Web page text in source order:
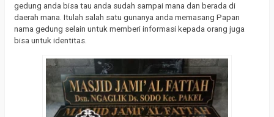
gedung anda bisa tau anda sudah sampai mana dan berada di
daerah mana. Itulah salah satu gunanya anda memasang Papan
nama gedung selain untuk memberi informasi kepada orang juga
bisa untuk identitas.